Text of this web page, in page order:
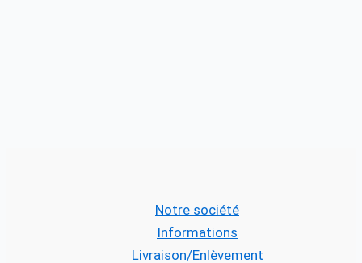
Notre société
Informations
Livraison/Enlèvement